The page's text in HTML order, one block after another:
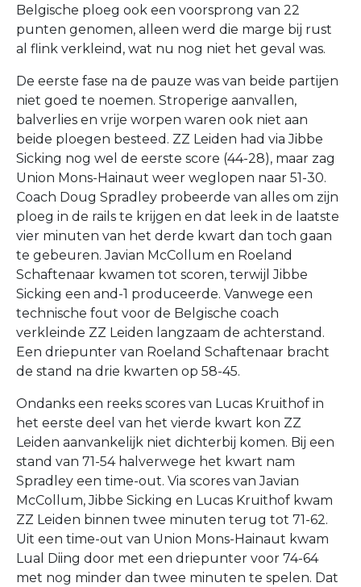
Belgische ploeg ook een voorsprong van 22
punten genomen, alleen werd die marge bij rust
al flink verkleind, wat nu nog niet het geval was.
De eerste fase na de pauze was van beide partijen
niet goed te noemen. Stroperige aanvallen,
balverlies en vrije worpen waren ook niet aan
beide ploegen besteed. ZZ Leiden had via Jibbe
Sicking nog wel de eerste score (44-28), maar zag
Union Mons-Hainaut weer weglopen naar 51-30.
Coach Doug Spradley probeerde van alles om zijn
ploeg in de rails te krijgen en dat leek in de laatste
vier minuten van het derde kwart dan toch gaan
te gebeuren. Javian McCollum en Roeland
Schaftenaar kwamen tot scoren, terwijl Jibbe
Sicking een and-1 produceerde. Vanwege een
technische fout voor de Belgische coach
verkleinde ZZ Leiden langzaam de achterstand.
Een driepunter van Roeland Schaftenaar bracht
de stand na drie kwarten op 58-45.
Ondanks een reeks scores van Lucas Kruithof in
het eerste deel van het vierde kwart kon ZZ
Leiden aanvankelijk niet dichterbij komen. Bij een
stand van 71-54 halverwege het kwart nam
Spradley een time-out. Via scores van Javian
McCollum, Jibbe Sicking en Lucas Kruithof kwam
ZZ Leiden binnen twee minuten terug tot 71-62.
Uit een time-out van Union Mons-Hainaut kwam
Lual Diing door met een driepunter voor 74-64
met nog minder dan twee minuten te spelen. Dat